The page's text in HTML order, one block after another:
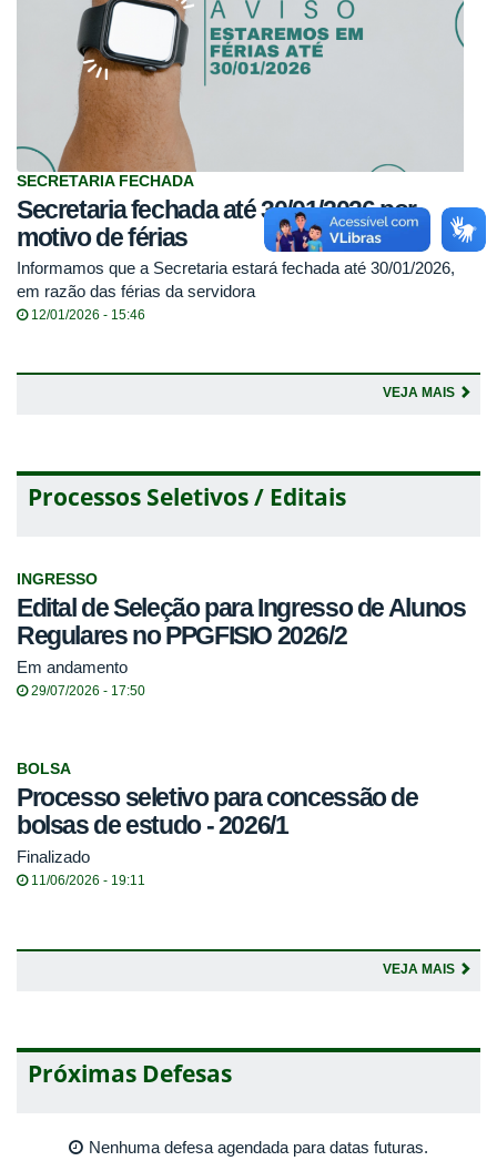
SECRETARIA FECHADA
Secretaria fechada até 30/01/2026 por
motivo de férias
Informamos que a Secretaria estará fechada até 30/01/2026,
em razão das férias da servidora
12/01/2026 - 15:46
VEJA MAIS
Processos Seletivos / Editais
INGRESSO
Edital de Seleção para Ingresso de Alunos
Regulares no PPGFISIO 2026/2
Em andamento
29/07/2026 - 17:50
BOLSA
Processo seletivo para concessão de
bolsas de estudo - 2026/1
Finalizado
11/06/2026 - 19:11
VEJA MAIS
Próximas Defesas
Nenhuma defesa agendada para datas futuras.